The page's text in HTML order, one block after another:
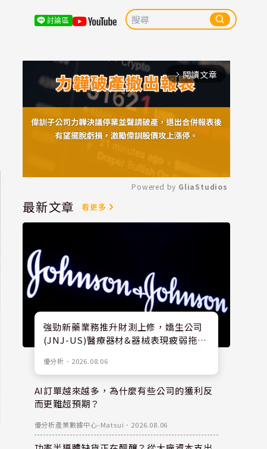
討論區
arrow_forward_ios 閱讀文章
Mute
Powered by GliaStudios
最新文章 看更多
強勁新藥業務推升財測上修，嬌生公司
(JNJ-US)醫療器材&器械表現疲弱拖累
優分析 ． 2026.08.06
AI訂單越來越多，為什麼有些公司的獲利反
而更難超預期？
優分析產業數據中心-Matsui ． 2026.08.06